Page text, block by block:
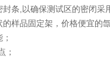
条,以确保测试区的密闭采
样品固定架，价格便宜的
；